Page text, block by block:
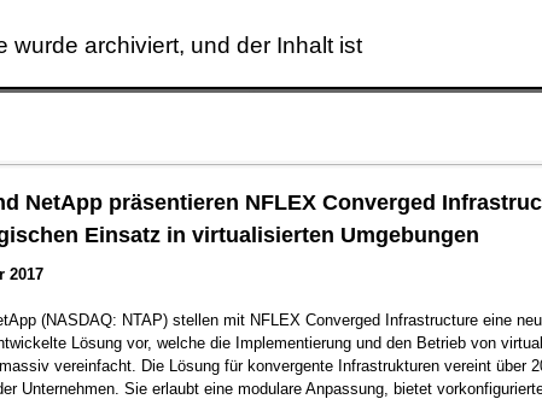
wurde archiviert, und der Inhalt ist
NetApp präsentieren NFLEX Converged
Einsatz in virtualisierten Umgebungen
2017
(NASDAQ: NTAP) stellen mit NFLEX Converged Infrastructure eine
Lösung vor, welche die Implementierung und den Betrieb von
vereinfacht. Die Lösung für konvergente Infrastrukturen vereint über
Unternehmen. Sie erlaubt eine modulare Anpassung, bietet